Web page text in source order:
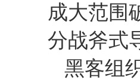
成大范围
分战斧式
黑客组